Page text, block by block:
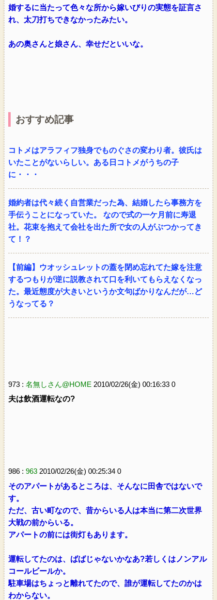
婚するに当たって色々な所から嫁いびりの実態を証言さ
れ、太刀打ちできなかったみたい。
あの奥さんと娘さん、幸せだといいな。
おすすめ記事
コトメはアラフィフ独身でものぐさの変わり者。彼氏は
いたことがないらしい。ある日コトメがうちの子
に・・・
婚約者は代々続く自営業だった為、結婚したら事務方を
手伝うことになっていた。 なので式の一ケ月前に寿退
社。花束を抱えて会社を出た所で女の人がぶつかってき
て！？
【前編】ウオッシュレットの蓋を閉め忘れてた嫁を注意
するつもりが逆に説教されて口を利いてもらえなくなっ
た。最近態度が大きいというか文句ばかりなんだが…ど
うなってる？
973 : 名無しさん@HOME 2010/02/26(金) 00:16:33 0
夫は飲酒運転なの?
986 : 963 2010/02/26(金) 00:25:34 0
そのアパートがあるところは、そんなに田舎ではないで
す。
ただ、古い町なので、昔からいる人は本当に第二次世界
大戦の前からいる。
アパートの前には街灯もあります。
運転してたのは、ばばじゃないかなあ?若しくはノンアル
コールビールか。
駐車場はちょっと離れてたので、誰が運転してたのかは
わからない。